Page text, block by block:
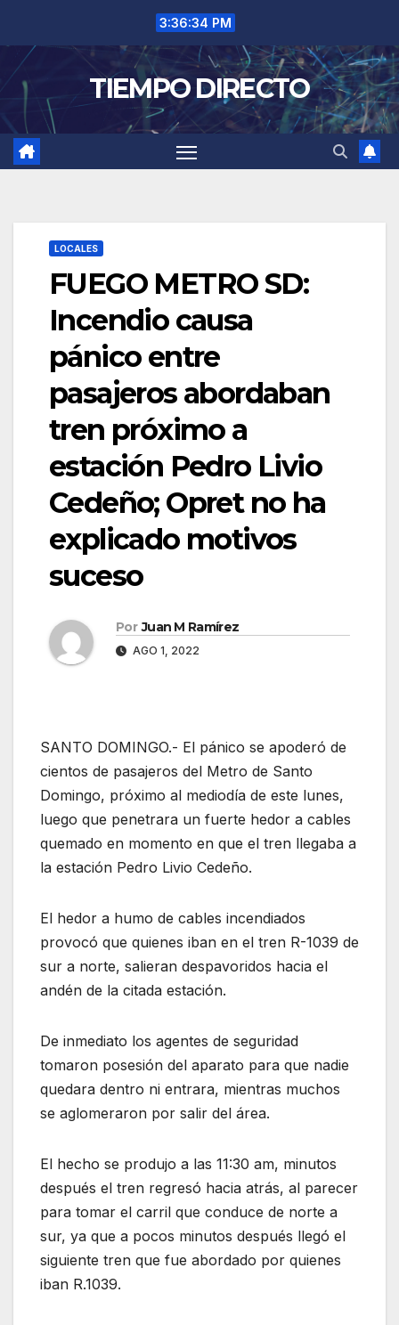
contenido
3:36:34 PM
TIEMPO DIRECTO
LOCALES
FUEGO METRO SD:
Incendio causa
pánico entre
pasajeros abordaban
tren próximo a
estación Pedro Livio
Cedeño; Opret no ha
explicado motivos
suceso
Por Juan M Ramírez
AGO 1, 2022
SANTO DOMINGO.- El pánico se apoderó de
cientos de pasajeros del Metro de Santo
Domingo, próximo al mediodía de este lunes,
luego que penetrara un fuerte hedor a cables
quemado en momento en que el tren llegaba a
la estación Pedro Livio Cedeño.
El hedor a humo de cables incendiados
provocó que quienes iban en el tren R-1039 de
sur a norte, salieran despavoridos hacia el
andén de la citada estación.
De inmediato los agentes de seguridad
tomaron posesión del aparato para que nadie
quedara dentro ni entrara, mientras muchos
se aglomeraron por salir del área.
El hecho se produjo a las 11:30 am, minutos
después el tren regresó hacia atrás, al parecer
para tomar el carril que conduce de norte a
sur, ya que a pocos minutos después llegó el
siguiente tren que fue abordado por quienes
iban R.1039.